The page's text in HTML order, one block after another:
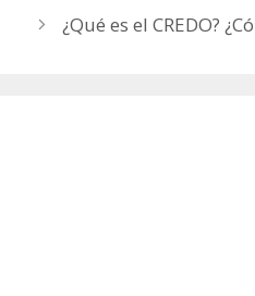
¿Qué es el CREDO?